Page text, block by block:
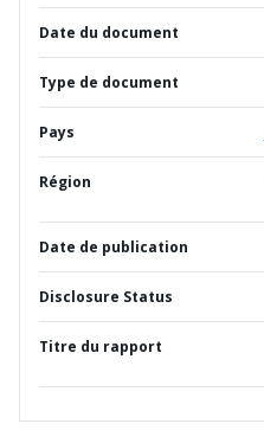
Date du document
Type de document
Pays
Région
Date de publication
Disclosure Status
Titre du rapport